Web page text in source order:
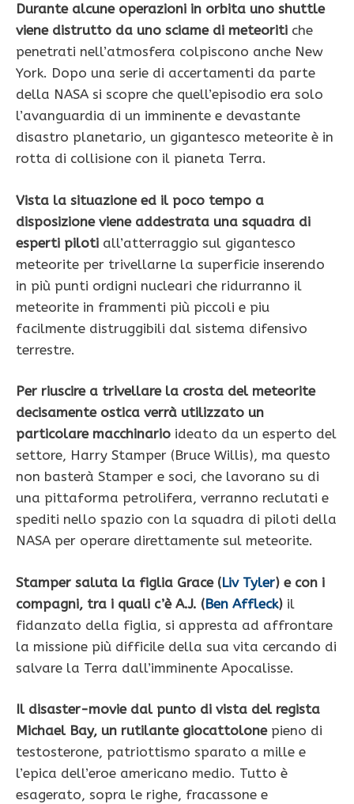
Durante alcune operazioni in orbita uno shuttle
viene distrutto da uno sciame di meteoriti che
penetrati nell’atmosfera colpiscono anche New
York. Dopo una serie di accertamenti da parte
della NASA si scopre che quell’episodio era solo
l’avanguardia di un imminente e devastante
disastro planetario, un gigantesco meteorite è in
rotta di collisione con il pianeta Terra.
Vista la situazione ed il poco tempo a
disposizione viene addestrata una squadra di
esperti piloti all’atterraggio sul gigantesco
meteorite per trivellarne la superficie inserendo
in più punti ordigni nucleari che ridurranno il
meteorite in frammenti più piccoli e piu
facilmente distruggibili dal sistema difensivo
terrestre.
Per riuscire a trivellare la crosta del meteorite
decisamente ostica verrà utilizzato un
particolare macchinario ideato da un esperto del
settore, Harry Stamper (Bruce Willis), ma questo
non basterà Stamper e soci, che lavorano su di
una pittaforma petrolifera, verranno reclutati e
spediti nello spazio con la squadra di piloti della
NASA per operare direttamente sul meteorite.
Stamper saluta la figlia Grace (Liv Tyler) e con i
compagni, tra i quali c’è A.J. (Ben Affleck) il
fidanzato della figlia, si appresta ad affrontare
la missione più difficile della sua vita cercando di
salvare la Terra dall’imminente Apocalisse.
Il disaster-movie dal punto di vista del regista
Michael Bay, un rutilante giocattolonepieno di
testosterone, patriottismo sparato a mille e
l’epica dell’eroe americano medio. Tutto è
esagerato, sopra le righe, fracassone e